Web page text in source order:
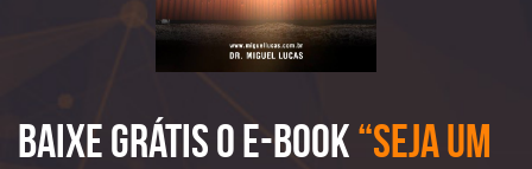
Baixe Grátis o e-book“Seja Um